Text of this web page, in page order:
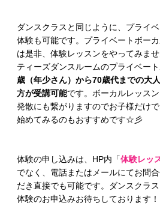
ダンスクラスと同じように、プライ
体験も可能です。プライベートボー
は是非、体験レッスンをやってみませ
ティーズダンスルームのプライベート
歳（年少さん）から70歳代までの大
方が受講可能です。ボーカルレッス
発散にも繋がりますのでお子様だけ
始めてみるのもおすすめです☆彡
体験の申し込みは、HP内「体験レッ
でなく、電話またはメールにてお問
だき直接でも可能です。ダンスクラ
体験のお申込みお待ちしております！